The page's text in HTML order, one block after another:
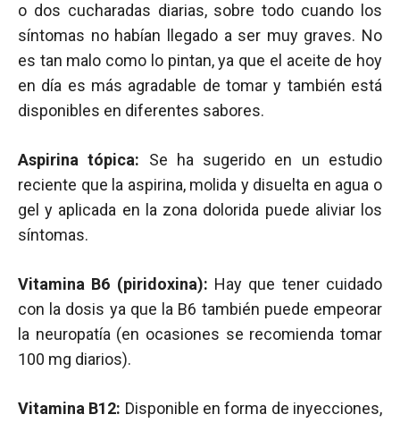
o dos cucharadas diarias, sobre todo cuando los
síntomas no habían llegado a ser muy graves. No
es tan malo como lo pintan, ya que el aceite de hoy
en día es más agradable de tomar y también está
disponibles en diferentes sabores.
Aspirina tópica: Se ha sugerido en un estudio
reciente que la aspirina, molida y disuelta en agua o
gel y aplicada en la zona dolorida puede aliviar los
síntomas.
Vitamina B6 (piridoxina): Hay que tener cuidado
con la dosis ya que la B6 también puede empeorar
la neuropatía (en ocasiones se recomienda tomar
100 mg diarios).
Vitamina B12: Disponible en forma de inyecciones,